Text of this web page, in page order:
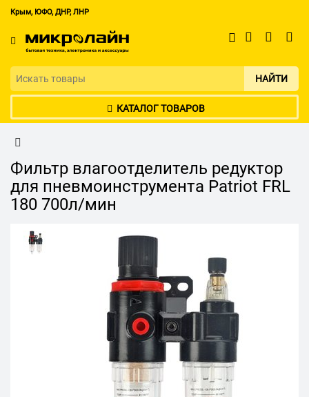
Крым, ЮФО, ДНР, ЛНР
НАЙТИ
КАТАЛОГ ТОВАРОВ
Фильтр влагоотделитель редуктор
для пневмоинструмента Patriot FRL
180 700л/мин